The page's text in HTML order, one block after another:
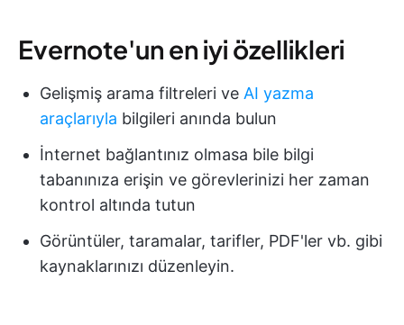
Evernote'un en iyi özellikleri
Gelişmiş arama filtreleri ve AI yazma
araçlarıyla bilgileri anında bulun
İnternet bağlantınız olmasa bile bilgi
tabanınıza erişin ve görevlerinizi her zaman
kontrol altında tutun
Görüntüler, taramalar, tarifler, PDF'ler vb. gibi
kaynaklarınızı düzenleyin.